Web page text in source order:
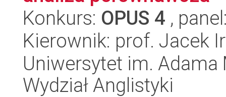
Konkurs: OPUS 4 ,
Kierownik: prof. Jacek
Uniwersytet im.
Wydział Anglistyki